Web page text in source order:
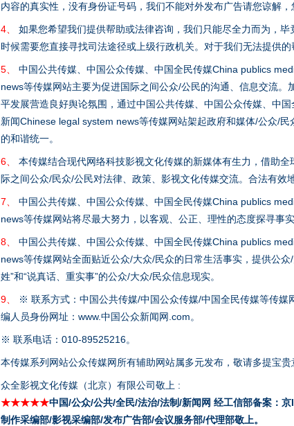
内容的真实性，没有身份证号码，我们不能对外发布广告请您谅解
4、
如果您希望我们提供帮助或法律咨询，我们只能尽全力而为，
时候需要您直接寻找司法途径或上级行政机关。对于我们无法提供
5、
中国公共传媒、中国公众传媒、中国全民传媒China publics
news等传媒网站主要为促进国际之间公众/公民的沟通、信息交流
平发展营造良好舆论氛围，通过中国公共传媒、中国公众传媒、中
新闻Chinese legal system news等传媒网站架起政府和媒体/公众/
的和谐统一。
6、
本传媒结合现代网络科技影视文化传媒的新媒体有生力，借助
际之间公众/民众/公民对法律、政策、影视文化传媒交流。合法有效
7、
中国公共传媒、中国公众传媒、中国全民传媒China publics
news等传媒网站将尽最大努力，以客观、公正、理性的态度探寻事实
8、
中国公共传媒、中国公众传媒、中国全民传媒China publics
news等传媒网站全面贴近公众/大众/民众的日常生活事实，提供公
姓”和“说真话、重实事”的公众/大众/民众信息现实。
9、
※ 联系方式：中国公共传媒/中国公众传媒/中国全民传媒等传
编人员身份网址：www.中国公众新闻网.com。
※ 联系电话：010-89525216。
本传媒系列网站公众传媒网所有辅助网站属多元发布，敬请多提宝
众全影视文化传媒（北京）有限公司敬上 :
★★★★★中国/公众/公共/全民/法治/法制/新闻网 经工信部备案：
制作采编部/影视采编部/发布广告部/会议服务部/代理部敬上。
网上购药对药下症？
茶叶
这是一记警钟！ 谢谢有
在谋一域中谋全局
今年投